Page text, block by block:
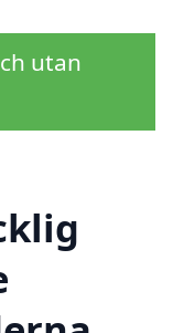
utan